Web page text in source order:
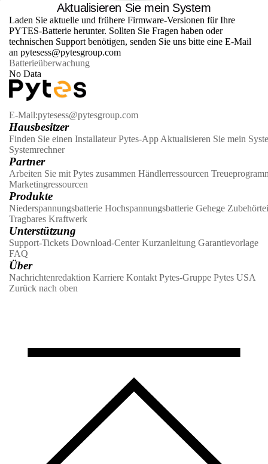
Aktualisieren Sie mein System
Laden Sie aktuelle und frühere Firmware-Versionen für Ihre
PYTES-Batterie herunter. Sollten Sie Fragen haben oder
technischen Support benötigen, senden Sie uns bitte eine E-Mail
an pytesess@pytesgroup.com
Batterieüberwachung
No Data
E-Mail:pytesess@pytesgroup.com
Hausbesitzer
Finden Sie einen Installateur Pytes-App Aktualisieren Sie mein
Systemrechner
Partner
Arbeiten Sie mit Pytes zusammen Händlerressourcen
Marketingressourcen
Produkte
Niederspannungsbatterie Hochspannungsbatterie Gehege
Tragbares Kraftwerk
Unterstützung
Support-Tickets Download-Center Kurzanleitung Garantievorlage
FAQ
Über
Nachrichtenredaktion Karriere Kontakt Pytes-Gruppe Pytes USA
Zurück nach oben